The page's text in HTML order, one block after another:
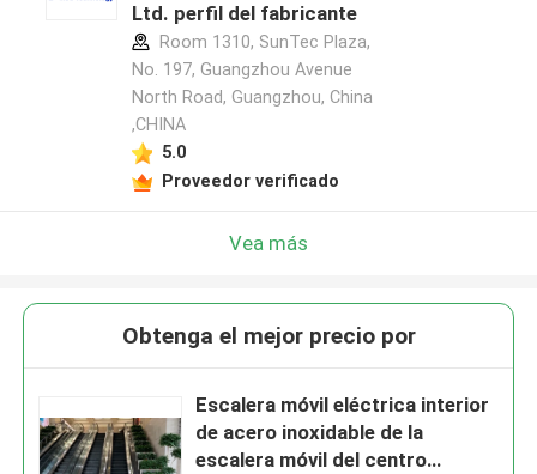
Ltd. perfil del fabricante
Room 1310, SunTec Plaza,
No. 197, Guangzhou Avenue
North Road, Guangzhou, China
,CHINA
5.0
Proveedor verificado
Vea más
Obtenga el mejor precio por
Escalera móvil eléctrica interior
de acero inoxidable de la
escalera móvil del centro